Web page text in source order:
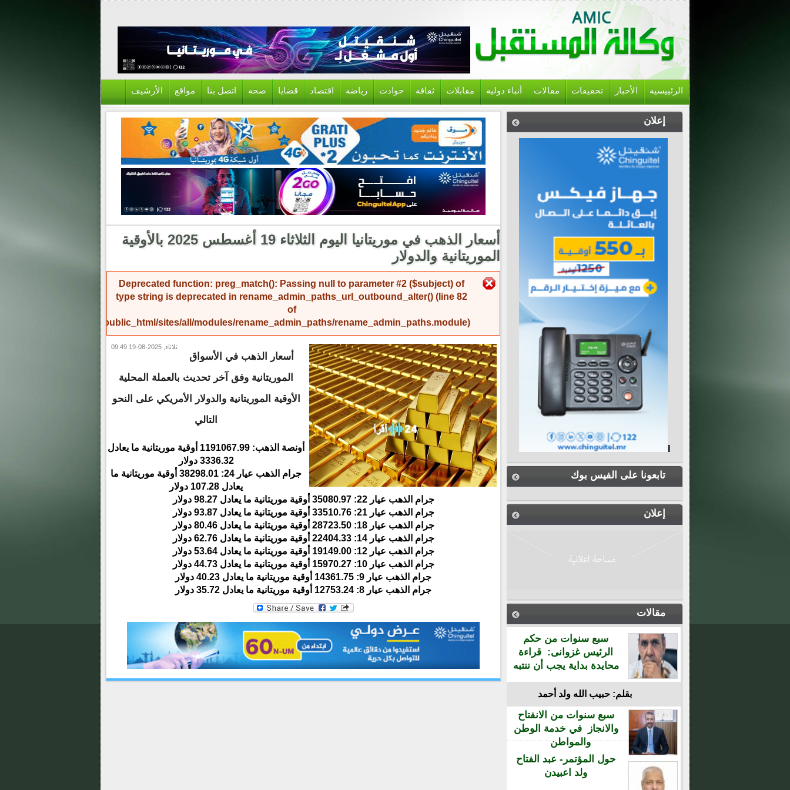
الرئييسية الأخبار تحقيقات مقالات أنباء دولية مقابلات ثقافة حوادث رياضة اقتصاد قضايا صحة اتصل بنا مواقع الأرشيف
إعلان
تابعونا على الفيس بوك
إعلان
مقالات
سبع سنوات من حكم
الرئيس غزوانى: قراءة
محايدة بداية يجب أن ننتبه
بقلم: حبيب الله ولد أحمد
سبع سنوات من الانفتاح
والانجاز في خدمة الوطن
والمواطن
حول المؤتمر- عبد الفتاح
ولد اعبيدن
أسعار الذهب في موريتانيا اليوم الثلاثاء 19 أغسطس 2025 بالأوقية
الموريتانية والدولار
رسالة الخطأ Deprecated function: preg_match(): Passing null to parameter #2 ($subject) of
type string is deprecated in rename_admin_paths_url_outbound_alter() (line 82
of
/home/amicinf1/public_html/sites/all/modules/rename_admin_paths/rename_admin_paths.module).
ثلاثاء, 2025-08-19 09:49
أسعار الذهب في الأسواق
الموريتانية وفق آخر تحديث بالعملة المحلية
الأوقية الموريتانية والدولار الأمريكي على النحو
التالي
أونصة الذهب: 1191067.99 أوقية موريتانية ما يعادل
3336.32 دولار
جرام الذهب عيار 24: 38298.01 أوقية موريتانية ما
يعادل 107.28 دولار
جرام الذهب عيار 22: 35080.97 أوقية موريتانية ما يعادل 98.27 دولار
جرام الذهب عيار 21: 33510.76 أوقية موريتانية ما يعادل 93.87 دولار
جرام الذهب عيار 18: 28723.50 أوقية موريتانية ما يعادل 80.46 دولار
جرام الذهب عيار 14: 22404.33 أوقية موريتانية ما يعادل 62.76 دولار
جرام الذهب عيار 12: 19149.00 أوقية موريتانية ما يعادل 53.64 دولار
جرام الذهب عيار 10: 15970.27 أوقية موريتانية ما يعادل 44.73 دولار
جرام الذهب عيار 9: 14361.75 أوقية موريتانية ما يعادل 40.23 دولار
جرام الذهب عيار 8: 12753.24 أوقية موريتانية ما يعادل 35.72 دولار